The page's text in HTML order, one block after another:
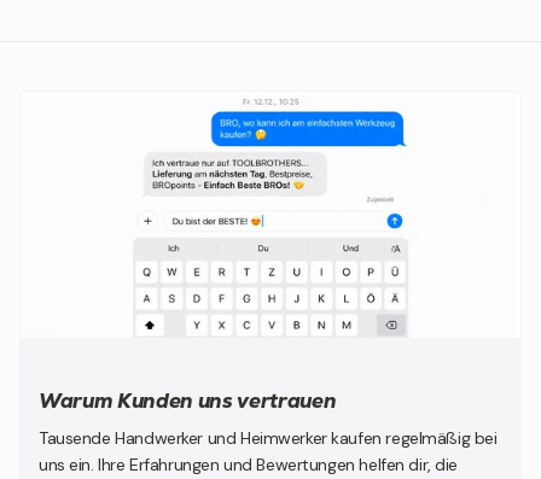
Warum Kunden uns vertrauen
Tausende Handwerker und Heimwerker kaufen regelmäßig bei
uns ein. Ihre Erfahrungen und Bewertungen helfen dir, die